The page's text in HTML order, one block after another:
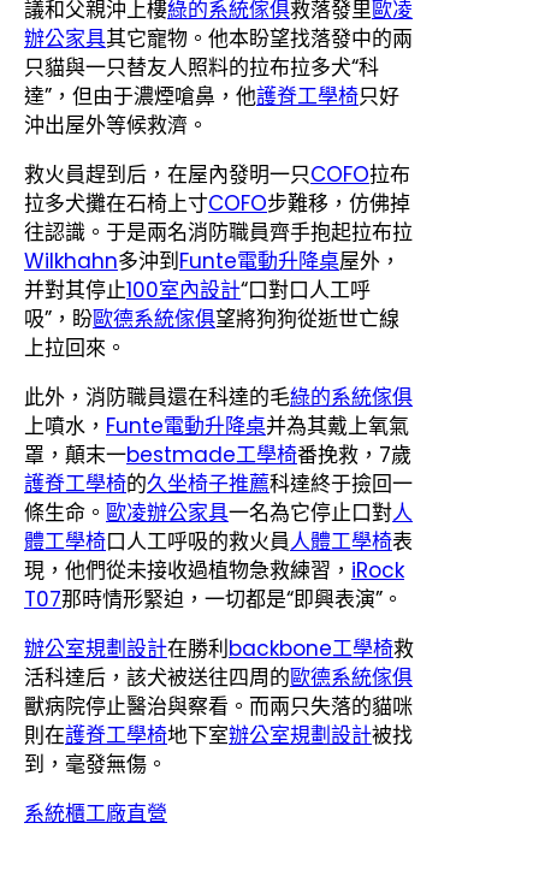
議和父親沖上樓綠的系統傢俱救落發里歐凌
辦公家具其它寵物。他本盼望找落發中的兩
只貓與一只替友人照料的拉布拉多犬“科
達”，但由于濃煙嗆鼻，他護脊工學椅只好
沖出屋外等候救濟。
救火員趕到后，在屋內發明一只COFO拉布
拉多犬攤在石椅上寸COFO步難移，仿佛掉
往認識。于是兩名消防職員齊手抱起拉布拉
Wilkhahn多沖到Funte電動升降桌屋外，
并對其停止100室內設計“口對口人工呼
吸”，盼歐德系統傢俱望將狗狗從逝世亡線
上拉回來。
此外，消防職員還在科達的毛綠的系統傢俱
上噴水， Funte電動升降桌并為其戴上氧氣
罩，顛末一bestmade工學椅番挽救，7歲
護脊工學椅的久坐椅子推薦科達終于撿回一
條生命。 歐凌辦公家具一名為它停止口對人
體工學椅口人工呼吸的救火員人體工學椅表
現，他們從未接收過植物急救練習， iRock
T07那時情形緊迫，一切都是“即興表演”。
辦公室規劃設計在勝利backbone工學椅救
活科達后，該犬被送往四周的歐德系統傢俱
獸病院停止醫治與察看。而兩只失落的貓咪
則在護脊工學椅地下室辦公室規劃設計被找
到，毫發無傷。
系統櫃工廠直營